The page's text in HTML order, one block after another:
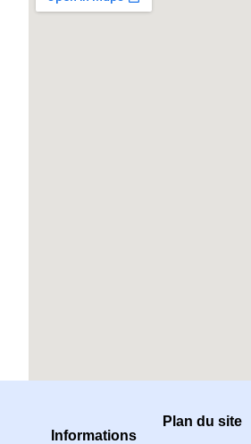
Informations
Plan du site